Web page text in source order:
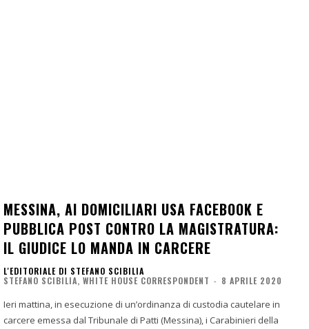
MESSINA, AI DOMICILIARI USA FACEBOOK E
PUBBLICA POST CONTRO LA MAGISTRATURA:
IL GIUDICE LO MANDA IN CARCERE
L'EDITORIALE DI STEFANO SCIBILIA
STEFANO SCIBILIA, WHITE HOUSE CORRESPONDENT - 8 APRILE 2020
Ieri mattina, in esecuzione di un’ordinanza di custodia cautelare in
carcere emessa dal Tribunale di Patti (Messina), i Carabinieri della